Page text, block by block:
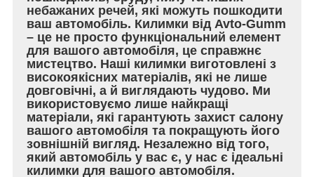
небажаних речей, які можуть пошкодити
ваш автомобіль. Килимки від Avto-Gumm
– це не просто функціональний елемент
для вашого автомобіля, це справжнє
мистецтво. Наші килимки виготовлені з
високоякісних матеріалів, які не лише
довговічні, а й виглядають чудово. Ми
використовуємо лише найкращі
матеріали, які гарантують захист салону
вашого автомобіля та покращують його
зовнішній вигляд. Незалежно від того,
який автомобіль у вас є, у нас є ідеальні
килимки для вашого автомобіля.